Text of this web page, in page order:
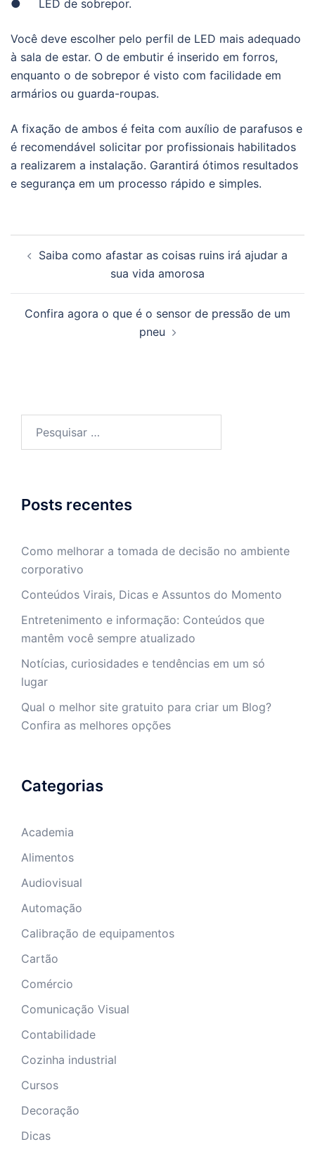
● LED de sobrepor.
Você deve escolher pelo perfil de LED mais adequado
à sala de estar. O de embutir é inserido em forros,
enquanto o de sobrepor é visto com facilidade em
armários ou guarda-roupas.
A fixação de ambos é feita com auxílio de parafusos e
é recomendável solicitar por profissionais habilitados
a realizarem a instalação. Garantirá ótimos resultados
e segurança em um processo rápido e simples.
de
Saiba como afastar as coisas ruins irá ajudar a
sua vida amorosa
Confira agora o que é o sensor de pressão de um
pneu
por:
Posts recentes
Como melhorar a tomada de decisão no ambiente
corporativo
Conteúdos Virais, Dicas e Assuntos do Momento
Entretenimento e informação: Conteúdos que
mantêm você sempre atualizado
Notícias, curiosidades e tendências em um só
lugar
Qual o melhor site gratuito para criar um Blog?
Confira as melhores opções
Categorias
Academia
Alimentos
Audiovisual
Automação
Calibração de equipamentos
Cartão
Comércio
Comunicação Visual
Contabilidade
Cozinha industrial
Cursos
Decoração
Dicas